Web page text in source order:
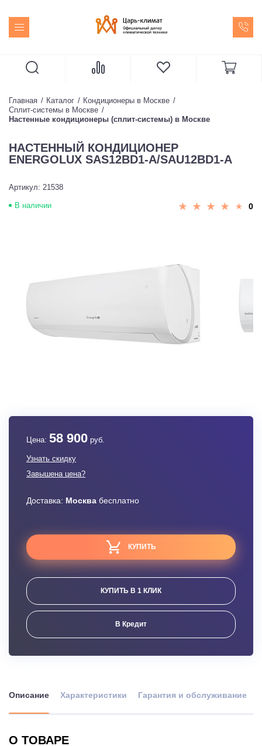
Главная Каталог
Кондиционеры в Москве
Сплит-системы в Москве
Настенные кондиционеры (сплит-системы) в Москве
НАСТЕННЫЙ КОНДИЦИОНЕР
ENERGOLUX SAS12BD1-A/SAU12BD1-A
Артикул: 21538
В наличии 0
Цена: 58 900 руб.
Узнать скидку
Завышена цена?
Доставка: Москва бесплатно
КУПИТЬ
КУПИТЬ В 1 КЛИК
В Кредит
Описание Характеристики Гарантия и обслуживание
О ТОВАРЕ